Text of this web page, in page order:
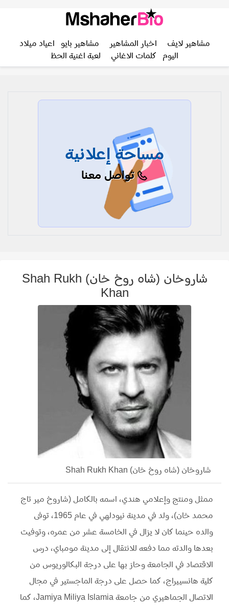
مشاهير لايف اخبار المشاهير مشاهير بايو
اعياد ميلاد
اليوم
كلمات الاغاني لعبة اغنية الحظ
مساحة إعلانية
تواصل معنا
شاروخان (شاه روخ خان) Shah Rukh
Khan
شاروخان (شاه روخ خان) Shah Rukh Khan
ممثل ومنتج وإعلامي هندي، اسمه بالكامل (شاروخ مير تاج
محمد خان)، ولد في مدينة نيودلهي في عام 1965، توفى
والده حينما كان لا يزال في الخامسة عشر من عمره، وتوفيت
بعدها والدته مما دفعه للانتقال إلى مدينة مومباي، درس
الاقتصاد في الجامعة وحاز بها على درجة البكالوريوس من
كلية هانسييراج، كما حصل على درجة الماجستير في مجال
الاتصال الجماهيري من جامعة Jamiya Miliya Islamia، كما